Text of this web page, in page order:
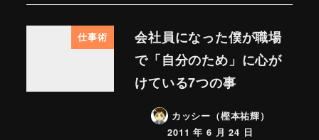
仕事術
会社員になった僕が職場
で「自分のため」に心が
けている7つの事
カッシー（樫本祐輝）
2011 年 6 月 24 日